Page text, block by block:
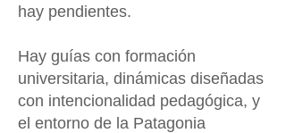
hay pendientes.
Hay guías con formación
universitaria, dinámicas diseñadas
con intencionalidad pedagógica, y
el entorno de la Patagonia